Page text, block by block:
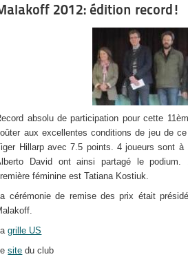
2012: édition record!
absolu de participation pour cette
aux excellentes conditions de jeu de
Hillarp avec 7.5 points. 4 joueurs sont
David ont ainsi partagé le podium.
féminine est Tatiana Kostiuk.
cérémonie de remise des prix était
grille US
site du club